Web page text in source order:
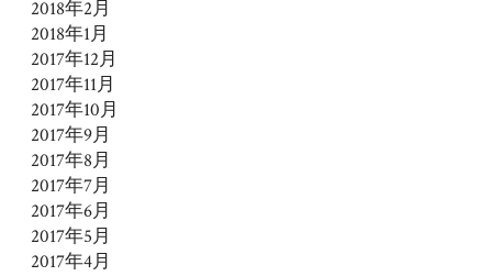
2018年2月
2018年1月
2017年12月
2017年11月
2017年10月
2017年9月
2017年8月
2017年7月
2017年6月
2017年5月
2017年4月